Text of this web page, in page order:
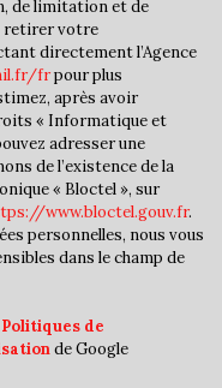
19,95 %
17,45 %
37,39 %
26,10 %
38,22 %
74,57 %
de limitation et de
retirer votre
directement l’Agence
frpour plus
après avoir
« Informatique et
adresser une
de l’existence de la
« Bloctel », sur
www.bloctel.gouv.fr.
personnelles, nous vous
dans le champ de
Politiques de
de Google